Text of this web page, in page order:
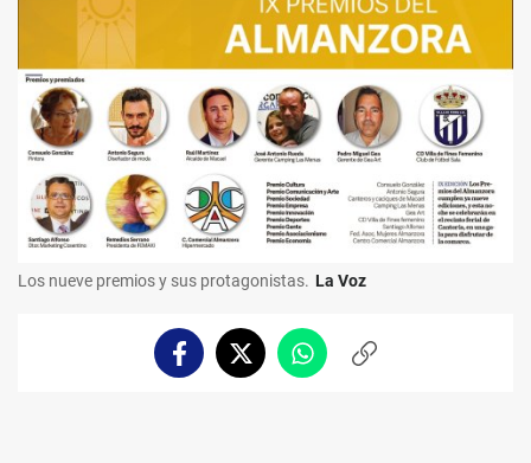
Los nueve premios y sus protagonistas. La Voz
FacebookTwitterWhatsappCopiar